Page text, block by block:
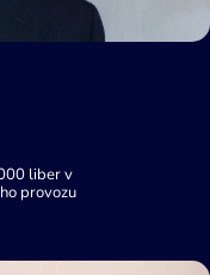
liber v
provozu